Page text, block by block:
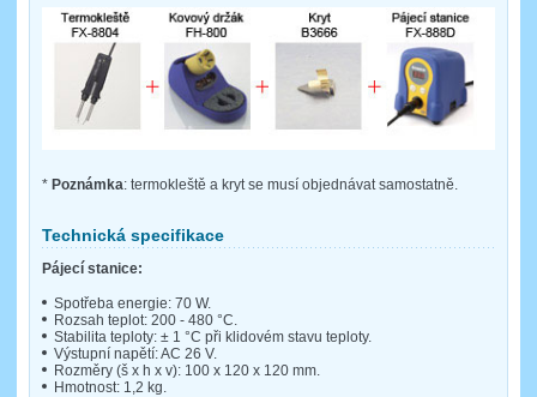
* Poznámka: termokleště a kryt se musí objednávat samostatně.
Technická specifikace
Pájecí stanice:
Spotřeba energie: 70 W.
Rozsah teplot: 200 - 480 °C.
Stabilita teploty: ± 1 °C při klidovém stavu teploty.
Výstupní napětí: AC 26 V.
Rozměry (š x h x v): 100 x 120 x 120 mm.
Hmotnost: 1,2 kg.